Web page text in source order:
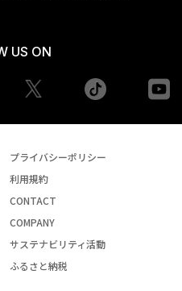
US ON
tiktok
プライバシーポリシー
利用規約
CONTACT
COMPANY
サステナビリティ活動
ふるさと納税